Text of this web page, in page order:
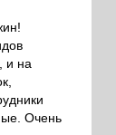
и на
Очень